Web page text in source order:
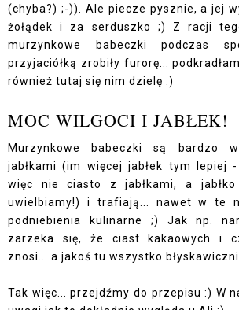
(chyba?) ;-)). Ale piecze pysznie, a jej
żołądek i za serduszko ;) Z racji
murzynkowe babeczki podczas
przyjaciółką zrobiły furorę...
również tutaj się nim dzielę :)
MOC WILGOCI I JABŁEK!
Murzynkowe babeczki są bardzo
jabłkami (im więcej jabłek tym lepiej
więc nie ciasto z jabłkami, a
uwielbiamy!) i trafiają... nawet w te
podniebienia kulinarne ;) Jak np.
zarzeka się, że ciast kakaowych i
znosi... a jakoś tu wszystko
Tak więc... przejdźmy do przepisu :) W